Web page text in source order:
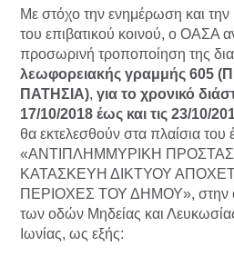
Με στόχο την ενημέρωση και
του επιβατικού κοινού, ο ΟΑΣΑ
προσωρινή τροποποίηση της
λεωφορειακής γραμμής 605
ΠΑΤΗΣΙΑ), για το χρονικό
17/10/2018 έως και τις 23/10/
θα εκτελεσθούν στα πλαίσια του
«ΑΝΤΙΠΛΗΜΜΥΡΙΚΗ
ΚΑΤΑΣΚΕΥΗ ΔΙΚΤΥΟΥ
ΠΕΡΙΟΧΕΣ ΤΟΥ ΔΗΜΟΥ», στην
των οδών Μηδείας και
Ιωνίας, ως εξής: